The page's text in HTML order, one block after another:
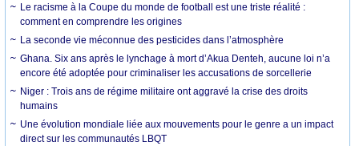
Le racisme à la Coupe du monde de football est une triste réalité :
comment en comprendre les origines
La seconde vie méconnue des pesticides dans l’atmosphère
Ghana. Six ans après le lynchage à mort d’Akua Denteh, aucune loi n’a
encore été adoptée pour criminaliser les accusations de sorcellerie
Niger : Trois ans de régime militaire ont aggravé la crise des droits
humains
Une évolution mondiale liée aux mouvements pour le genre a un impact
direct sur les communautés LBQT